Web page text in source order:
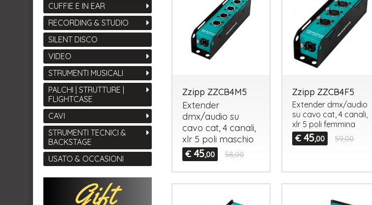
Zzipp ZZCB4M5
Extender
dmx/audio su
cavo cat, 4 canali,
xlr 5 poli maschio
€ 45,00 58,00
Zzipp ZZCB4F5
Extender dmx/audio
su cavo cat, 4 canali,
xlr 5 poli femmina
€ 45,00 59,00
CUFFIE E IN EAR
RECORDING & STUDIO
SILENT DISCO
VIDEO
STRUMENTI MUSICALI
PALCHI | STRUTTURE |
FLIGHTCASE
CAVI
STRUMENTI TECNICI &
BACKSTAGE
USATO & OCCASIONI